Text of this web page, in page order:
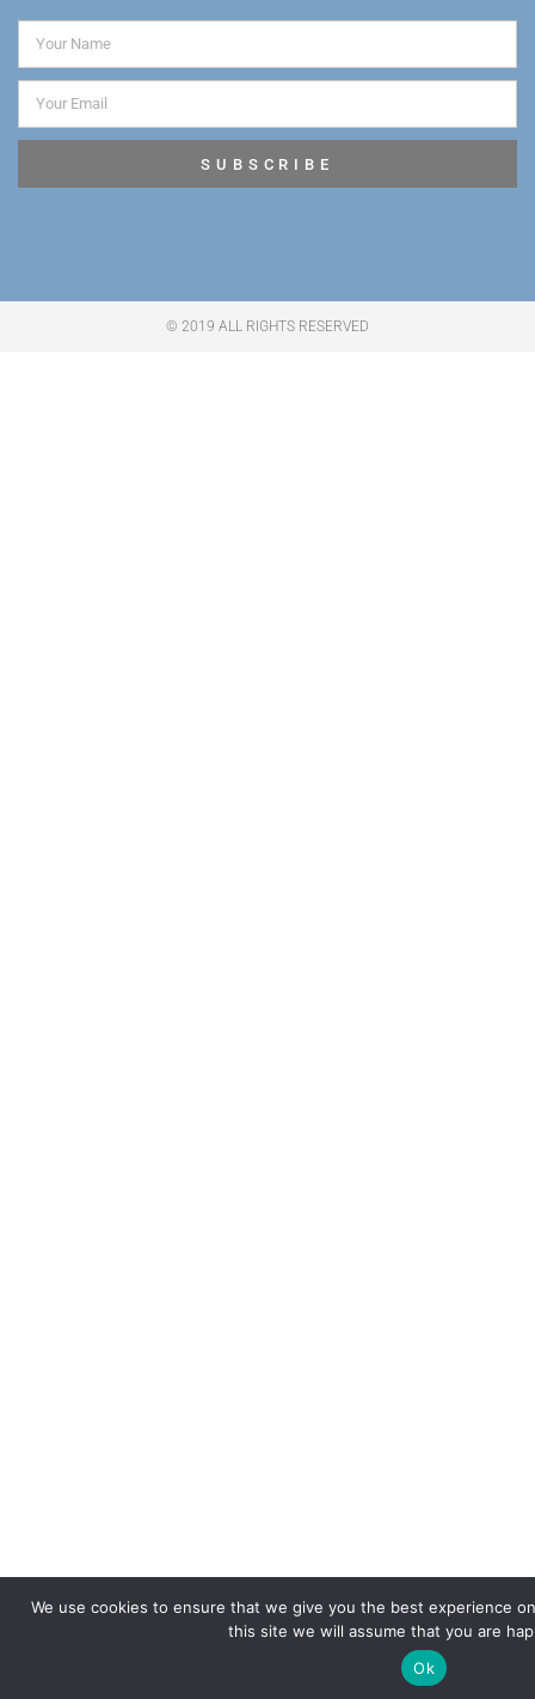
SUBSCRIBE
© 2019 ALL RIGHTS RESERVED​
We use cookies to ensure that we give you the best experience
this site we will assume that you are
Ok